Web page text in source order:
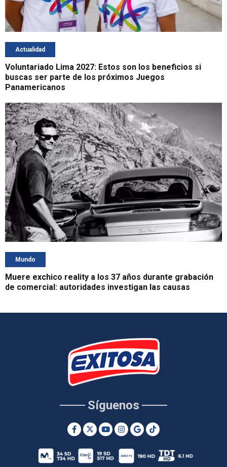
Actualidad
Voluntariado Lima 2027: Estos son los beneficios si
buscas ser parte de los próximos Juegos
Panamericanos
Mundo
Muere exchico reality a los 37 años durante grabación
de comercial: autoridades investigan las causas
Síguenos